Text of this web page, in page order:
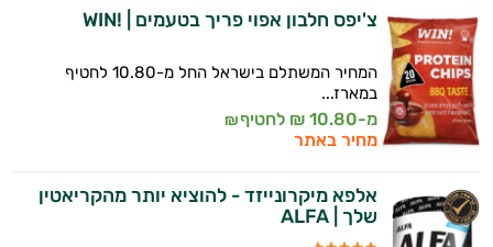
צ'יפס חלבון אפוי פריך בטעמים | !WIN
המחיר המשתלם בישראל החל מ-10.80 לחטיף
במארז...
מ-10.80 ₪ לחטיף ₪
מחיר באתר
אלפא מיקרונייזד - להוציא יותר מהקריאטין
שלך | ALFA
התשובות שלי מבוססות על מאגרי מידע קליניים
וספרות מקצועית בתחומי הרפואה הטבעית
ותזונת הספורט.
אני כאן כדי לעזור לך להתאים את תוספי
התזונה ומוצרי הבריאות המדויקים למטרות
עובדים יחד כדי למקסם תוצאות גם בחיי היום
יום וגם בתחום הכושר והספורט.